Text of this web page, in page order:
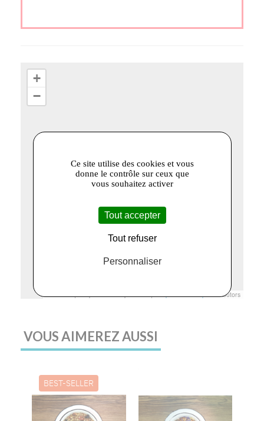
+
−
Leaflet |© Openstreetmap France | ©OpenStreetMapcontributors
VOUS AIMEREZ AUSSI
BEST-SELLER
Ce site utilise des cookies et vous
donne le contrôle sur ceux que
vous souhaitez activer
Tout accepter
Tout refuser
Personnaliser